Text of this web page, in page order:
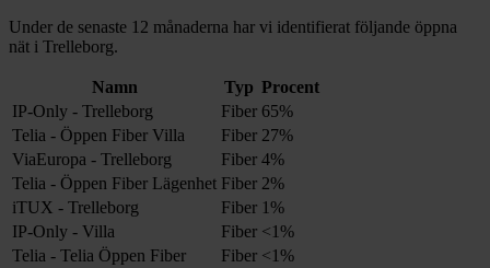
Under de senaste 12 månaderna har vi identifierat följande öppna
nät i Trelleborg.
Namn Typ Procent
IP-Only - Trelleborg
Fiber 65%
Telia - Öppen Fiber Villa
Fiber 27%
ViaEuropa - Trelleborg
Fiber 4%
Telia - Öppen Fiber Lägenhet Fiber 2%
iTUX - Trelleborg
Fiber 1%
IP-Only - Villa
Fiber <1%
Telia - Telia Öppen Fiber
Fiber <1%